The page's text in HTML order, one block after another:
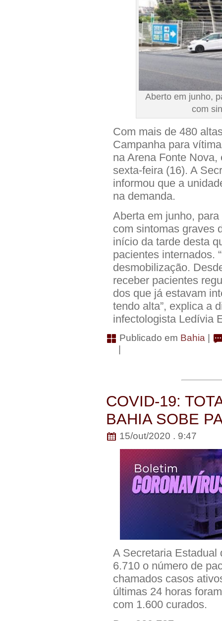
Aberto em junho,
com
Com mais de 480
Campanha para
na Arena Fonte
sexta-feira (16). A
informou que a
na demanda.
Aberta em junho,
com sintomas graves
início da tarde desta
pacientes internados.
desmobilização.
receber pacientes
dos que já estavam
tendo alta”, explica a
infectologista Ledívia
Publicado em Bahia |
|
COVID-19:
BAHIA SOBE
15/out/2020 . 9:47
A Secretaria Estadual
6.710 o número de
chamados casos
últimas 24 horas
com 1.600 curados.